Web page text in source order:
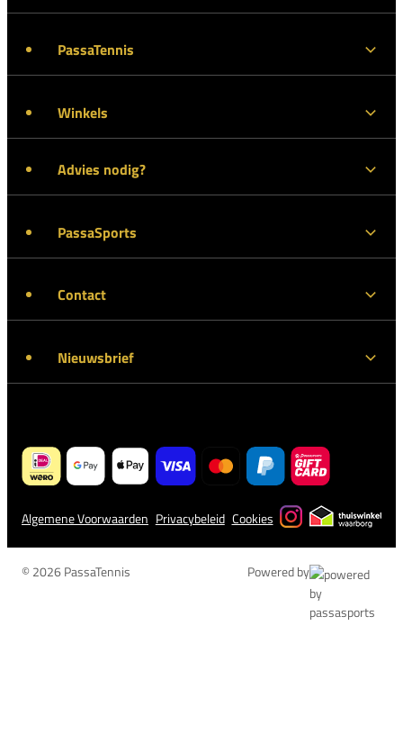
PassaTennis
Winkels
Advies nodig?
PassaSports
Contact
Nieuwsbrief
Algemene Voorwaarden Privacybeleid Cookies
© 2026 PassaTennis Powered by